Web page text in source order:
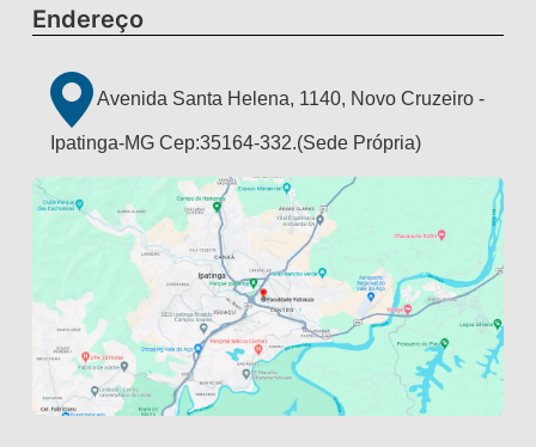
Endereço
Avenida Santa Helena, 1140, Novo Cruzeiro -
Ipatinga-MG Cep:35164-332.(Sede Própria)